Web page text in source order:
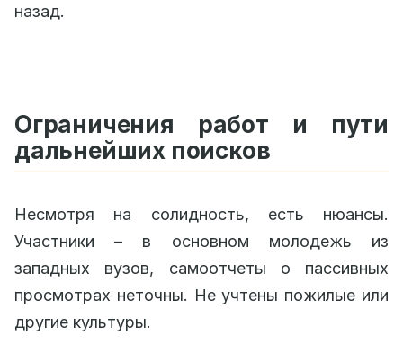
назад.
Ограничения работ и пути
дальнейших поисков
Несмотря на солидность, есть нюансы.
Участники – в основном молодежь из
западных вузов, самоотчеты о пассивных
просмотрах неточны. Не учтены пожилые или
другие культуры.